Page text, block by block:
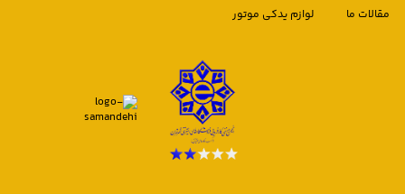
مقالات ما
لوازم یدکی موتور